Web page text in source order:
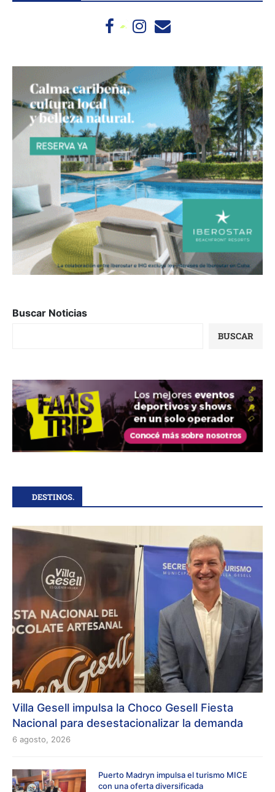
Buscar Noticias
BUSCAR
DESTINOS.
Villa Gesell impulsa la Choco Gesell Fiesta
Nacional para desestacionalizar la demanda
6 agosto, 2026
Puerto Madryn impulsa el turismo MICE
con una oferta diversificada